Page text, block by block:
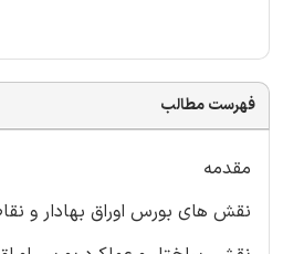
فهرست مطالب
مقدمه
نقش های بورس اوراق بهادار و